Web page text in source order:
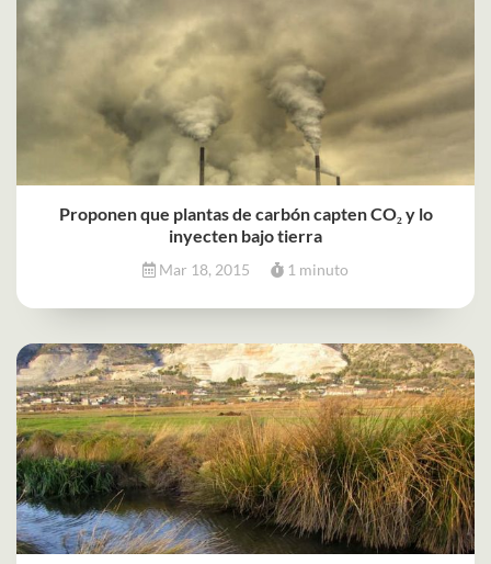
Proponen que plantas de carbón capten CO₂ y lo
inyecten bajo tierra
Mar 18, 2015 1 minuto